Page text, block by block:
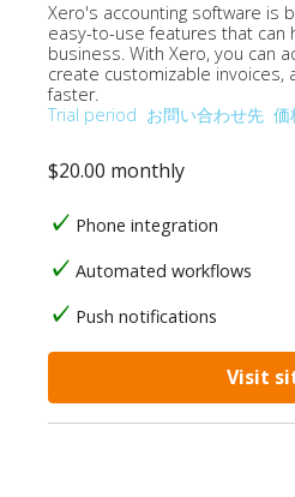
Xero's accounting software is
easy-to-use features that can
business. With Xero, you can
create customizable invoices,
faster.
Trial period お問い合わせ先 価
$20.00 monthly
Phone integration
Automated workflows
Push notifications
Visit